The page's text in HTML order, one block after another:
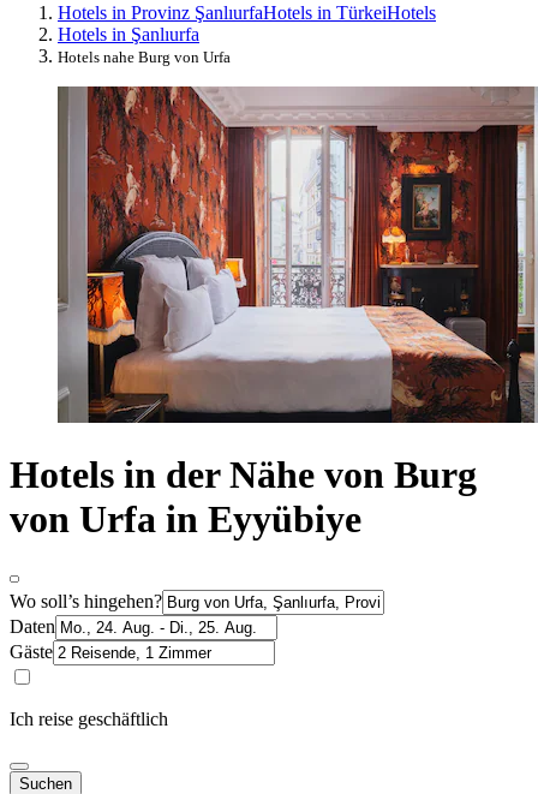
Hotels in Provinz ŞanlıurfaHotels in TürkeiHotels
Hotels in Şanlıurfa
Hotels nahe Burg von Urfa
Hotels in der Nähe von Burg
von Urfa in Eyyübiye
Wo soll’s hingehen?
Daten
Gäste
Ich reise geschäftlich
Suchen